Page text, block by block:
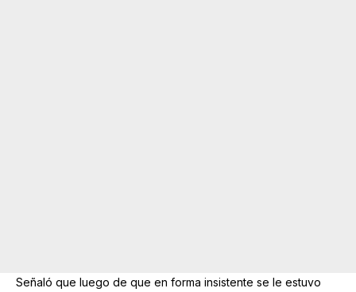
Señaló que luego de que en forma insistente se le estuvo